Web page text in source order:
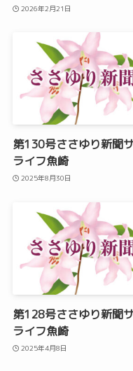
2026年2月21日
第130号ささゆり新聞
ライフ魚崎
2025年8月30日
第128号ささゆり新聞
ライフ魚崎
2025年4月8日